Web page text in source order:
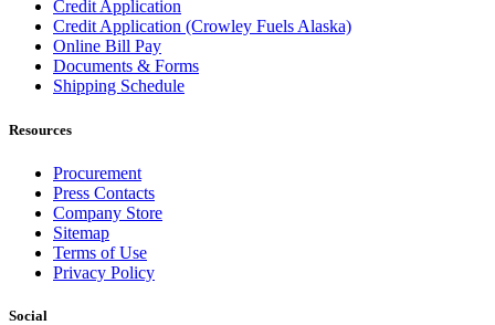
Credit Application
Credit Application (Crowley Fuels Alaska)
Online Bill Pay
Documents & Forms
Shipping Schedule
Resources
Procurement
Press Contacts
Company Store
Sitemap
Terms of Use
Privacy Policy
Social